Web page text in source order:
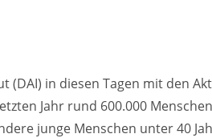
(DAI) in diesen Tagen mit den
Jahr rund 600.000
junge Menschen unter 40